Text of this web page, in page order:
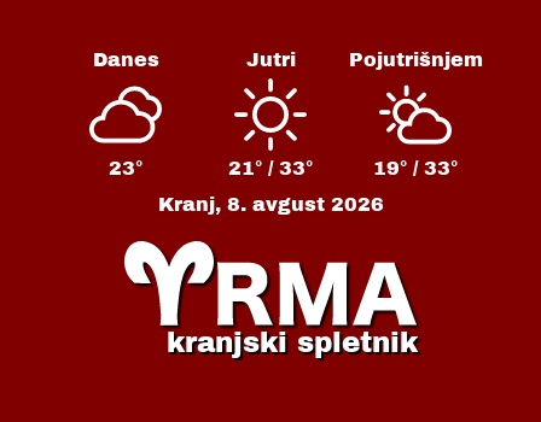
Danes
23°
Jutri
21° / 33°
Pojutrišnjem
19° / 33°
Kranj, 8. avgust 2026
kranjski spletnik